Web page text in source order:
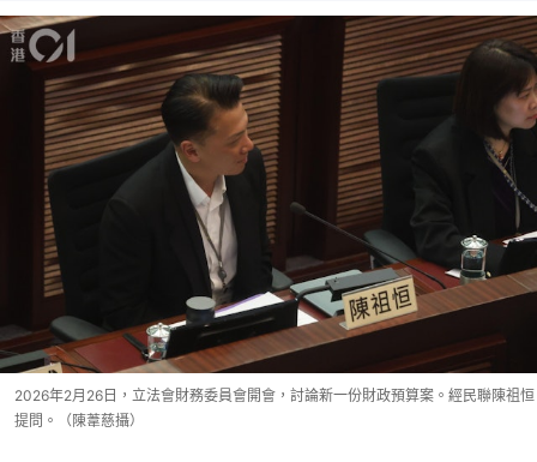
2026年2月26日，立法會財務委員會開會，討論新一份財政預算案。經民聯陳祖恒
提問。（陳葦慈攝）